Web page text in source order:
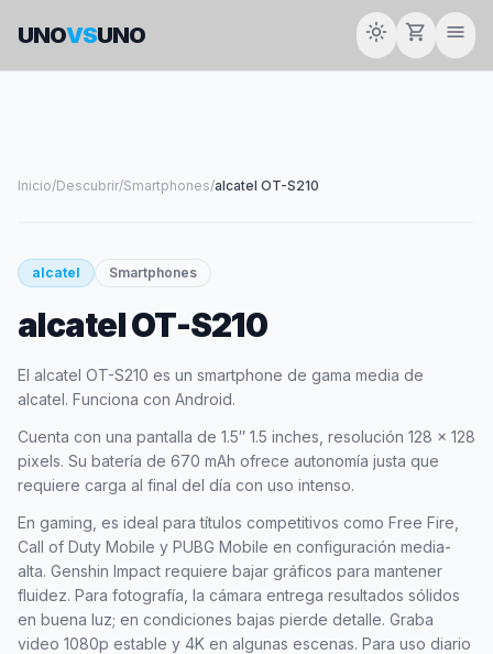
UNOVSUNO light_mode shopping_cart menu
Inicio/Descubrir/Smartphones/alcatel OT-S210
smartphone
ALCATEL
alcatel Smartphones
alcatel OT-S210
El alcatel OT-S210 es un smartphone de gama media de
alcatel. Funciona con Android.
Cuenta con una pantalla de 1.5″ 1.5 inches, resolución 128 x 128
pixels. Su batería de 670 mAh ofrece autonomía justa que
requiere carga al final del día con uso intenso.
En gaming, es ideal para títulos competitivos como Free Fire,
Call of Duty Mobile y PUBG Mobile en configuración media-
alta. Genshin Impact requiere bajar gráficos para mantener
fluidez. Para fotografía, la cámara entrega resultados sólidos
en buena luz; en condiciones bajas pierde detalle. Graba
video 1080p estable y 4K en algunas escenas. Para uso diario